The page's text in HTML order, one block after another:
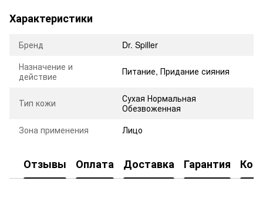
Характеристики
Бренд
Dr. Spiller
Назначение и
действие
Питание, Придание сияния
Тип кожи
Сухая Нормальная
Обезвоженная
Зона применения
Лицо
Отзывы Оплата Доставка Гарантия